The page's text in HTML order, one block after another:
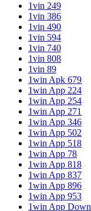
1vin 249
1vin 386
1vin 490
1vin 594
1vin 740
1vin 808
1vin 89
1win Apk 679
1win App 224
1win App 254
1win App 271
1win App 346
1win App 502
1win App 518
1win App 78
1win App 818
1win App 837
1win App 896
1win App 953
1win App